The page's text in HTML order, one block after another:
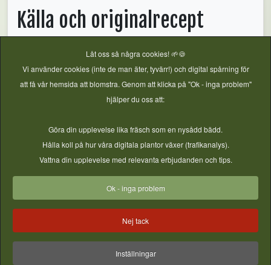
Källa och originalrecept
Fullständigt granskat frånBall Mason Jars: Tomato
. Höjdtillägg frånBalls höjdtabell. Kontrollerat
2026-07-23.
Frukt ,Tomat , Citrus
Föreg Nästa
Låt oss så några cookies! 🌱🍪
Vi använder cookies (inte de man äter, tyvärr!) och digital spårning för
att få vår hemsida att blomstra. Genom att klicka på "Ok - inga problem"
hjälper du oss att:
Göra din upplevelse lika fräsch som en nysådd bädd.
Hålla koll på hur våra digitala plantor växer (trafikanalys).
Vattna din upplevelse med relevanta erbjudanden och tips.
Ok - inga problem
Nej tack
Inställningar